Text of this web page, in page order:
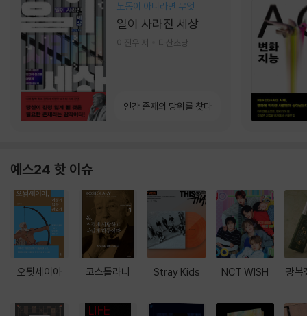
노동이 아니라면 무엇
일이 사라진 세상
이진우 저 다산초당
인간 존재의 당위를 찾다
예스24 핫 이슈
오뒷세이아 코스톨라니 Stray Kids NCT WISH 광복